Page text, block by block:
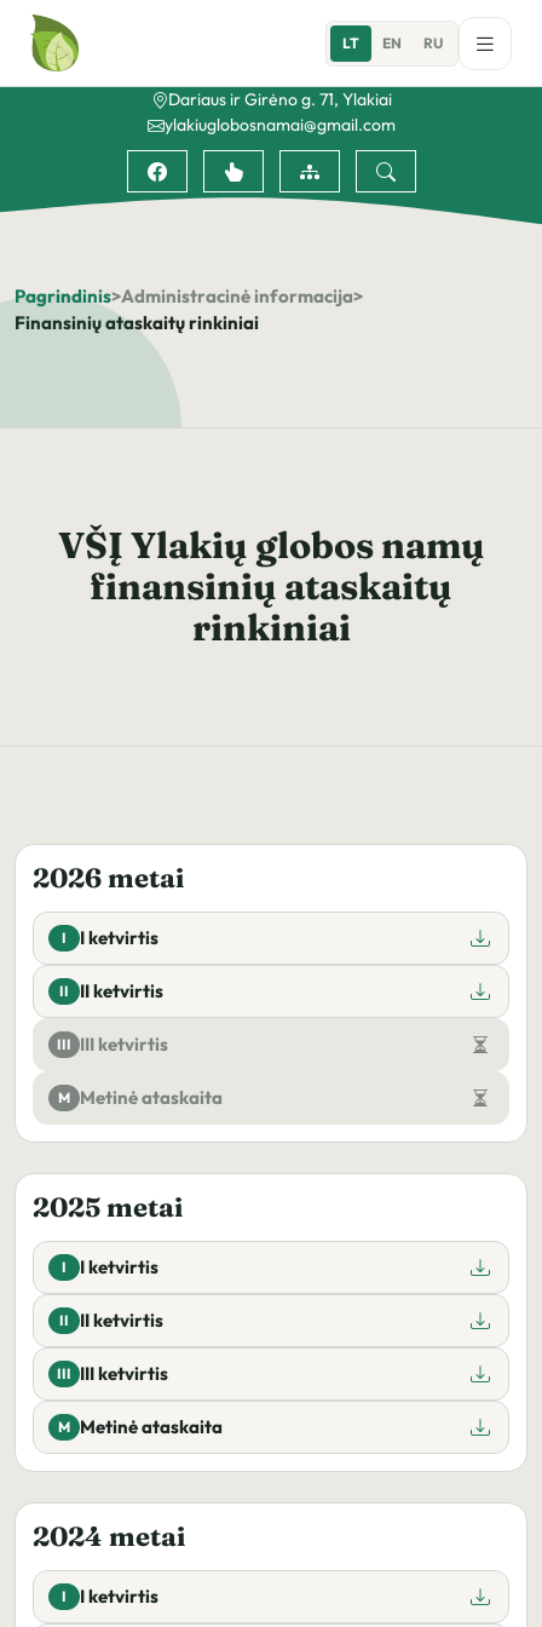
Dariaus ir Girėno g. 71, Ylakiai
ylakiuglobosnamai@gmail.com
LT EN RU
Pagrindinis>Administracinė informacija>
Finansinių ataskaitų rinkiniai
VŠĮ Ylakių globos namų
finansinių ataskaitų
rinkiniai
2026 metai
I I ketvirtis
II II ketvirtis
III III ketvirtis
M Metinė ataskaita
2025 metai
I I ketvirtis
II II ketvirtis
III III ketvirtis
M Metinė ataskaita
2024 metai
I I ketvirtis